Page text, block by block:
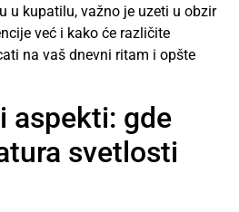
u kupatilu, važno je uzeti u obzir
već i kako će različite
na vaš dnevni ritam i opšte
aspekti: gde
svetlosti